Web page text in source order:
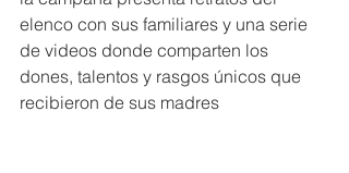
elenco con sus familiares y una serie
de videos donde comparten los
dones, talentos y rasgos únicos que
recibieron de sus madres